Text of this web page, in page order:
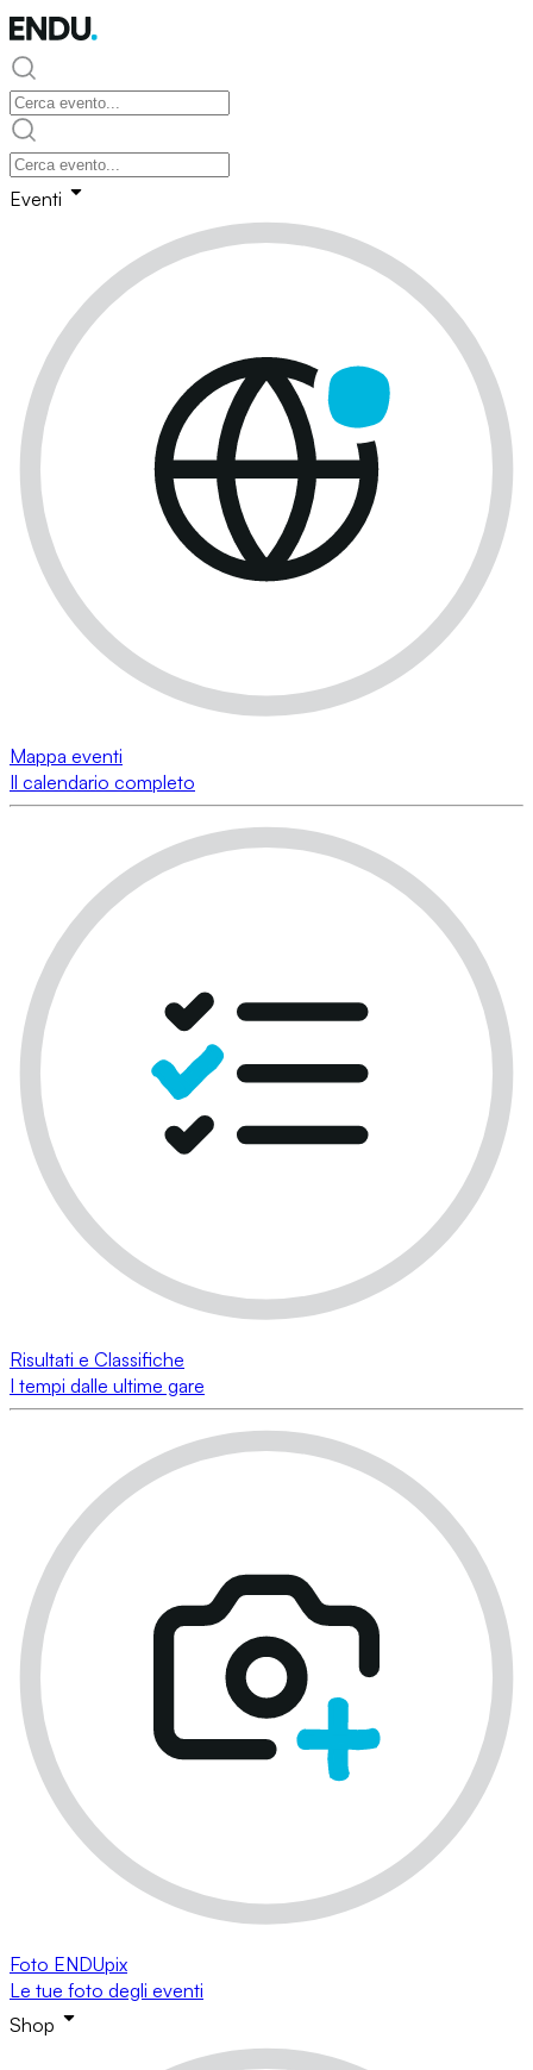
Eventi
Mappa eventi
Il calendario completo
Risultati e Classifiche
I tempi dalle ultime gare
Foto ENDUpix
Le tue foto degli eventi
Shop